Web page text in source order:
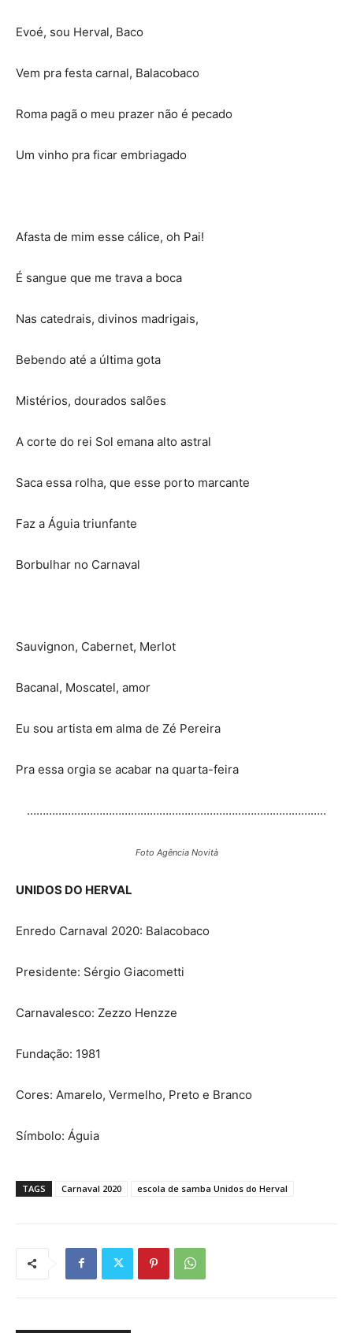
Evoé, sou Herval, Baco
Vem pra festa carnal, Balacobaco
Roma pagã o meu prazer não é pecado
Um vinho pra ficar embriagado
Afasta de mim esse cálice, oh Pai!
É sangue que me trava a boca
Nas catedrais, divinos madrigais,
Bebendo até a última gota
Mistérios, dourados salões
A corte do rei Sol emana alto astral
Saca essa rolha, que esse porto marcante
Faz a Águia triunfante
Borbulhar no Carnaval
Sauvignon, Cabernet, Merlot
Bacanal, Moscatel, amor
Eu sou artista em alma de Zé Pereira
Pra essa orgia se acabar na quarta-feira
…………………………………………………………………………………..
Foto Agência Novità
UNIDOS DO HERVAL
Enredo Carnaval 2020: Balacobaco
Presidente: Sérgio Giacometti
Carnavalesco: Zezzo Henzze
Fundação: 1981
Cores: Amarelo, Vermelho, Preto e Branco
Símbolo: Águia
TAGS Carnaval 2020 escola de samba Unidos do Herval